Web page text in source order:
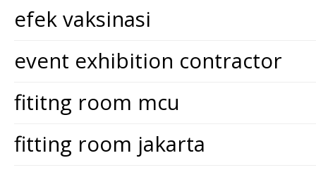
efek vaksinasi
event exhibition contractor
fititng room mcu
fitting room jakarta